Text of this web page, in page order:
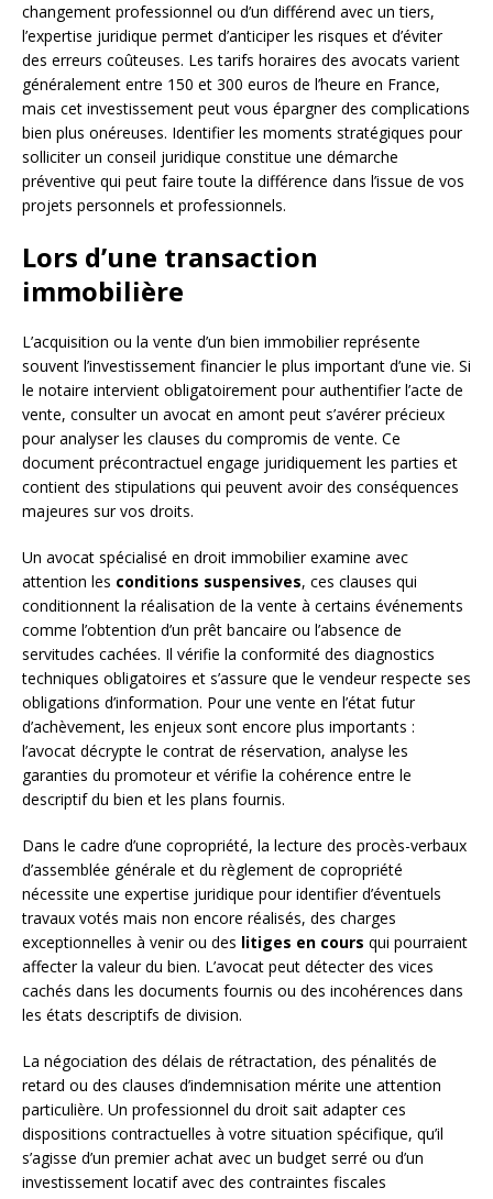
changement professionnel ou d’un différend avec un tiers,
l’expertise juridique permet d’anticiper les risques et d’éviter
des erreurs coûteuses. Les tarifs horaires des avocats varient
généralement entre 150 et 300 euros de l’heure en France,
mais cet investissement peut vous épargner des complications
bien plus onéreuses. Identifier les moments stratégiques pour
solliciter un conseil juridique constitue une démarche
préventive qui peut faire toute la différence dans l’issue de vos
projets personnels et professionnels.
Lors d’une transaction
immobilière
L’acquisition ou la vente d’un bien immobilier représente
souvent l’investissement financier le plus important d’une vie. Si
le notaire intervient obligatoirement pour authentifier l’acte de
vente, consulter un avocat en amont peut s’avérer précieux
pour analyser les clauses du compromis de vente. Ce
document précontractuel engage juridiquement les parties et
contient des stipulations qui peuvent avoir des conséquences
majeures sur vos droits.
Un avocat spécialisé en droit immobilier examine avec
attention les conditions suspensives, ces clauses qui
conditionnent la réalisation de la vente à certains événements
comme l’obtention d’un prêt bancaire ou l’absence de
servitudes cachées. Il vérifie la conformité des diagnostics
techniques obligatoires et s’assure que le vendeur respecte ses
obligations d’information. Pour une vente en l’état futur
d’achèvement, les enjeux sont encore plus importants :
l’avocat décrypte le contrat de réservation, analyse les
garanties du promoteur et vérifie la cohérence entre le
descriptif du bien et les plans fournis.
Dans le cadre d’une copropriété, la lecture des procès-verbaux
d’assemblée générale et du règlement de copropriété
nécessite une expertise juridique pour identifier d’éventuels
travaux votés mais non encore réalisés, des charges
exceptionnelles à venir ou des litiges en cours qui pourraient
affecter la valeur du bien. L’avocat peut détecter des vices
cachés dans les documents fournis ou des incohérences dans
les états descriptifs de division.
La négociation des délais de rétractation, des pénalités de
retard ou des clauses d’indemnisation mérite une attention
particulière. Un professionnel du droit sait adapter ces
dispositions contractuelles à votre situation spécifique, qu’il
s’agisse d’un premier achat avec un budget serré ou d’un
investissement locatif avec des contraintes fiscales